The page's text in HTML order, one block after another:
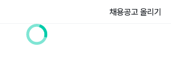
채용공고 올리기